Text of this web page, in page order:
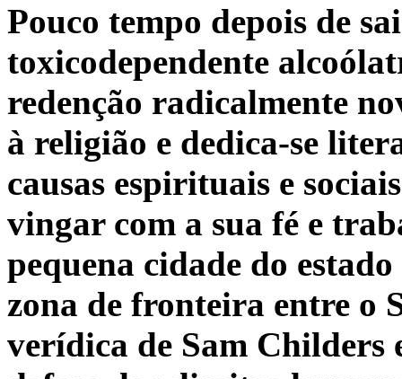
Pouco tempo depois de
toxicodependente
redenção radicalmente
à religião e dedica-se
causas espirituais e
vingar com a sua fé e
pequena cidade do
zona de fronteira entre o
verídica de Sam Childers